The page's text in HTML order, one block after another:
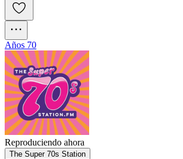
Años 70
Reproduciendo ahora
The Super 70s Station